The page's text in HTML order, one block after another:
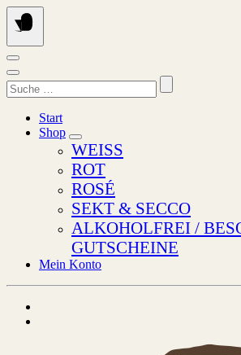
Springen
Sie
zum
Inhalt
Suchen
nach:
Start
Shop
WEISS
ROT
ROSÉ
SEKT & SECCO
ALKOHOLFREI /
GUTSCHEINE
Mein Konto